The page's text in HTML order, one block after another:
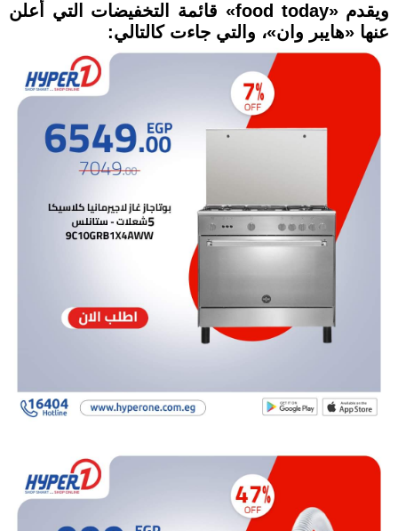
ويقدم «food today» قائمة التخفيضات التي أعلن
عنها «هايبر وان»، والتي جاءت كالتالي: